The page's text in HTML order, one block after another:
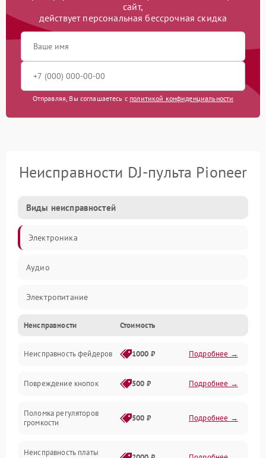
сайт,
действует персональная бессрочная скидка
Отправляя, Вы соглашаетесь с политикой конфиденциальности
Неисправности DJ-пульта Pioneer
Виды неисправностей
Электроника
Аудио
Электропитание
Управление
Интерфейсы
Механические повреждения
Механика
Неисправности Стоимость
Неисправность фейдеров 1000 ₽ Подробнее →
Повреждение кнопок 500 ₽ Подробнее →
Поломка регуляторов
громкости
500 ₽ Подробнее →
Неисправность платы